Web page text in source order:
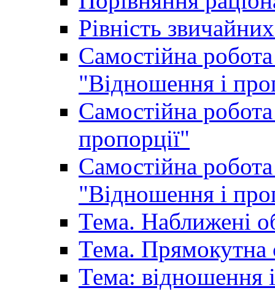
Рівність
Самостійна
"Відношення і
Самостійна
пропорції"
Самостійна
"Відношення і
Тема. Наближені
Тема. Прямокутна
Тема: відношення